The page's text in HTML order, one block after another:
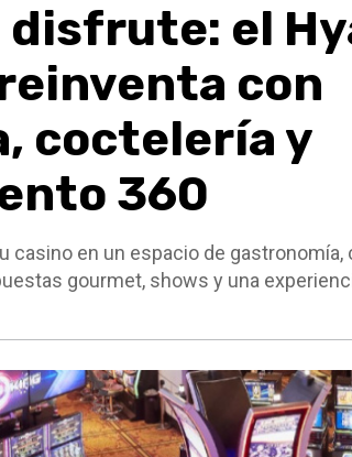
disfrute: el
con
coctelería y
360
casino en un espacio de gastronomía,
gourmet, shows y una